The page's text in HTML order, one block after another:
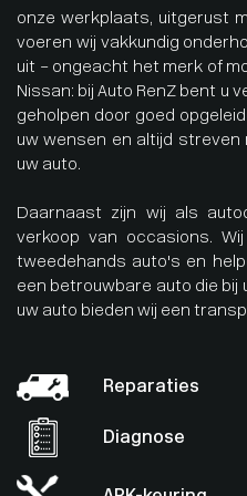
onze werkplaats, uitgerust
voeren wij vakkundig
uit – ongeacht het merk of
Nissan: bij Auto RenZ bent u
geholpen door goed
uw wensen en altijd
uw auto.
Daarnaast zijn wij als
verkoop van occasions.
tweedehands auto's en
een betrouwbare auto die bij
uw auto bieden wij een
Reparaties
Diagnose